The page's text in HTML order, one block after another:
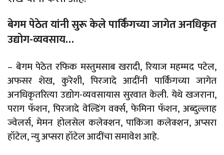
बेगम पेठेत यांनी सुरू केले पार्किंगच्या जागेत अनधिकृत
उद्योग-व्यवसाय…
– बेगम पेठेत रफिक मस्तुमसाब खरादी, रियाज महम्मद पटेल,
अफसर शेख, कुरेशी, पिरजादे आदींनी पार्किंगच्या जागेत
अनधिकृतरित्या उद्योग-व्यवसायास सुरवात केली. येथे खजराना,
पराग फॅशन, पिरजादे वेल्डिंग वर्क्स, फेमिना फॅशन, अब्दुल्लाह
ज्वेलर्स, मेमन होलसेल कलेक्शन, पाकिजा कलेक्शन, अप्सरा
हॉटेल, न्यु अप्सरा हॉटेल आदींचा समावेश आहे.